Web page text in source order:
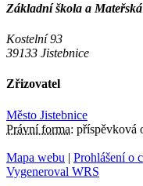
Základní škola a
Kostelní 93
39133 Jistebnice
Zřizovatel
Město Jistebnice
Právní forma: příspěvková
Mapa webu | Prohlášení o
Vygeneroval WRS